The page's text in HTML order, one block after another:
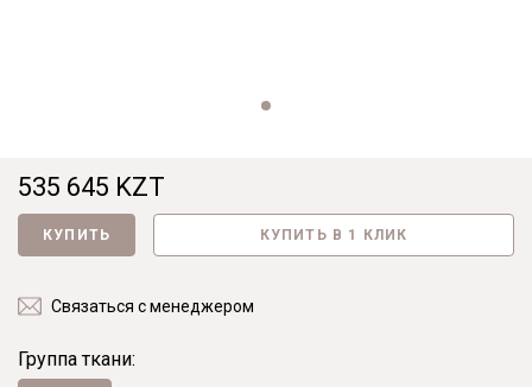
535 645 KZT
КУПИТЬ КУПИТЬ В 1 КЛИК
Связаться с менеджером
Группа ткани: